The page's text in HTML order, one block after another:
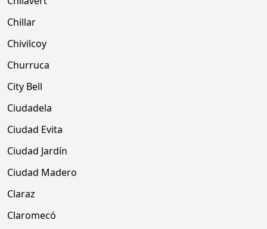
Chillar
Chivilcoy
Churruca
City Bell
Ciudadela
Ciudad Evita
Ciudad Jardín
Ciudad Madero
Claraz
Claromecó